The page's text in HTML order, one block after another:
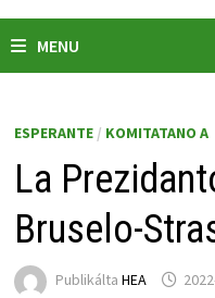
MENU
ESPERANTE/ KOMITATANO A
La
Bruselo-
Publikálta HEA